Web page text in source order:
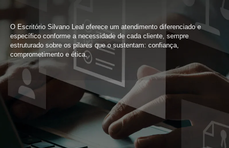
O Escritório Silvano Leal oferece um atendimento diferenciado e
específico conforme a necessidade de cada cliente, sempre
estruturado sobre os pilares que o sustentam: confiança,
comprometimento e ética.